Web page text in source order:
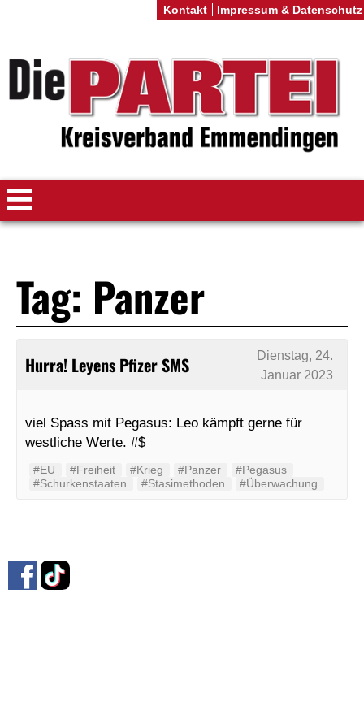
Tag: Panzer
Hurra! Leyens Pfizer SMS
Dienstag, 24.
Januar 2023
viel Spass mit Pegasus: Leo kämpft gerne für
westliche Werte. #$
#EU #Freiheit #Krieg #Panzer
#Pegasus
#Schurkenstaaten
#Stasimethoden #Überwachung
Kontakt Impressum & Datenschutz